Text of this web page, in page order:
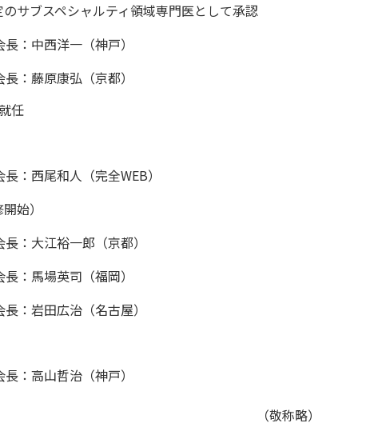
サブスペシャルティ領域専門医として承認
：中西洋一（神戸）
：藤原康弘（京都）
任
：西尾和人（完全WEB）
始）
：大江裕一郎（京都）
：馬場英司（福岡）
：岩田広治（名古屋）
：高山哲治（神戸）
（敬称略）